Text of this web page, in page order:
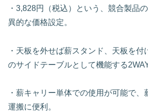
・3,828円（税込）という、競合製品
異的な価格設定。
・天板を外せば薪スタンド、天板を付
のサイドテーブルとして機能する
・薪キャリー単体での使用が可能で
運搬に便利。